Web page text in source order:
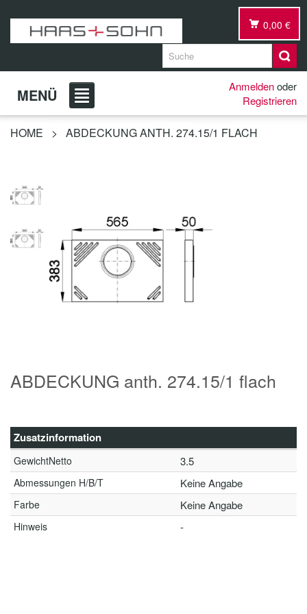
0,00 €
MENÜ Anmeldenoder
Registrieren
HOME > ABDECKUNG ANTH. 274.15/1 FLACH
ABDECKUNG anth. 274.15/1 flach
Zusatzinformation
GewichtNetto 3.5
Abmessungen H/B/T Keine Angabe
Farbe Keine Angabe
Hinweis -